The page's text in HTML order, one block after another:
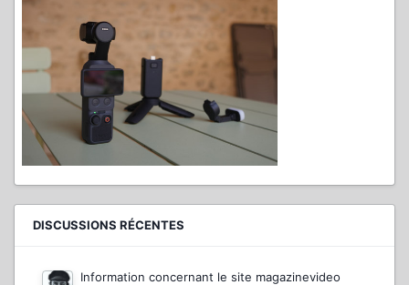
DISCUSSIONS RÉCENTES
Information concernant le site magazinevideo